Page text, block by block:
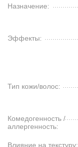
Назначение:
Эффекты:
Тип кожи/волос:
Комедогенность /
аллергенность:
Влияние на текстуру: